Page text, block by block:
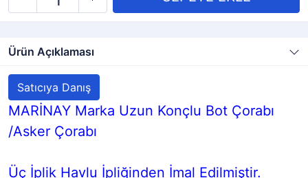
Ürün Açıklaması
Satıcıya Danış
MARİNAY Marka Uzun Konçlu Bot Çorabı
/Asker Çorabı
Üç İplik Havlu İpliğinden İmal Edilmiştir.